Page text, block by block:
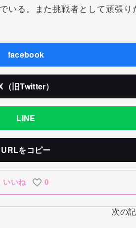
いる。また挑戦者として頑張
facebook
（旧Twitter）
LINE
URLをコピー
いいね 0
次の